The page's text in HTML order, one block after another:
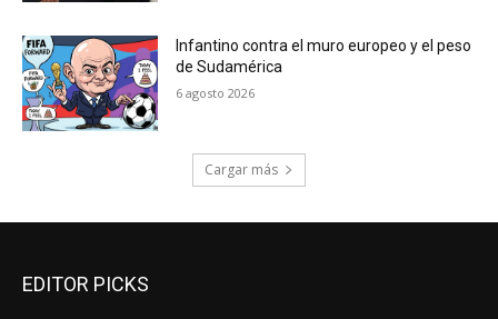
Infantino contra el muro europeo y el peso
de Sudamérica
6 agosto 2026
Cargar más
EDITOR PICKS